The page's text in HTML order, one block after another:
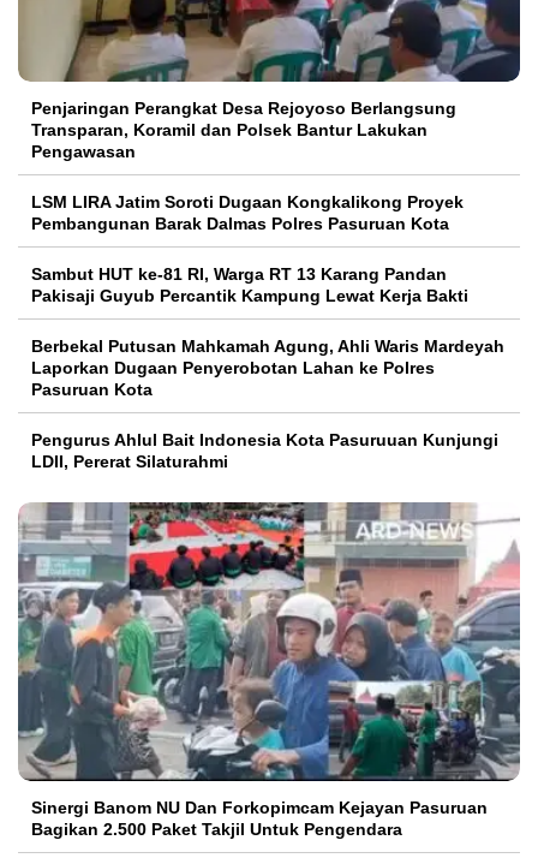
Penjaringan Perangkat Desa Rejoyoso Berlangsung
Transparan, Koramil dan Polsek Bantur Lakukan
Pengawasan
LSM LIRA Jatim Soroti Dugaan Kongkalikong Proyek
Pembangunan Barak Dalmas Polres Pasuruan Kota
Sambut HUT ke-81 RI, Warga RT 13 Karang Pandan
Pakisaji Guyub Percantik Kampung Lewat Kerja Bakti
Berbekal Putusan Mahkamah Agung, Ahli Waris Mardeyah
Laporkan Dugaan Penyerobotan Lahan ke Polres
Pasuruan Kota
Pengurus Ahlul Bait Indonesia Kota Pasuruuan Kunjungi
LDII, Pererat Silaturahmi
Sinergi Banom NU Dan Forkopimcam Kejayan Pasuruan
Bagikan 2.500 Paket Takjil Untuk Pengendara